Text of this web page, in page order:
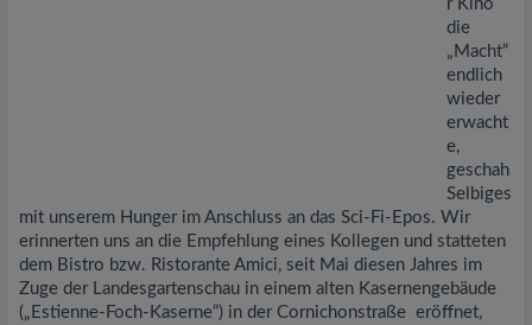
r Kino
die
„Macht“
endlich
wieder
erwacht
e,
geschah
Selbiges
mit unserem Hunger im Anschluss an das Sci-Fi-Epos. Wir
erinnerten uns an die Empfehlung eines Kollegen und statteten
dem Bistro bzw. Ristorante Amici, seit Mai diesen Jahres im
Zuge der Landesgartenschau in einem alten Kasernengebäude
(„Estienne-Foch-Kaserne“) in der Cornichonstraße eröffnet,